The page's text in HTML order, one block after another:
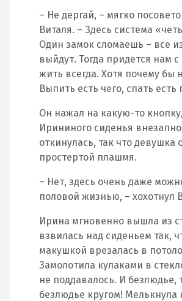
– Не дергай, – мягко
Виталя. – Здесь система
Один замок сломаешь – все
выйдут. Тогда придется нам с
жить всегда. Хотя почему бы
Выпить есть чего, спать есть
Он нажал на какую-то
Ирининого сиденья внезапно
откинулась, так что девушка
простертой плашмя.
– Нет, здесь очень даже
половой жизнью, – хохотнул
Ирина мгновенно вышла из
взвилась над сиденьем так,
макушкой врезалась в
Замолотила кулаками в
не поддавалось. И безлюдье,
безлюдье кругом! Мелькнула